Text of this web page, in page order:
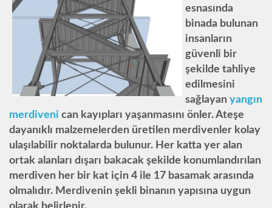
esnasında
binada bulunan
insanların
güvenli bir
şekilde tahliye
edilmesini
sağlayan yangın
merdiveni can kayıpları yaşanmasını önler. Ateşe
dayanıklı malzemelerden üretilen merdivenler kolay
ulaşılabilir noktalarda bulunur. Her katta yer alan
ortak alanları dışarı bakacak şekilde konumlandırılan
merdiven her bir kat için 4 ile 17 basamak arasında
olmalıdır. Merdivenin şekli binanın yapısına uygun